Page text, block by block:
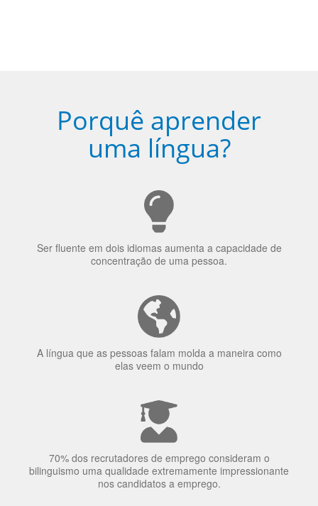
Porquê aprender
uma língua?
Ser fluente em dois idiomas aumenta a capacidade de
concentração de uma pessoa.
A língua que as pessoas falam molda a maneira como
elas veem o mundo
70% dos recrutadores de emprego consideram o
bilinguismo uma qualidade extremamente impressionante
nos candidatos a emprego.